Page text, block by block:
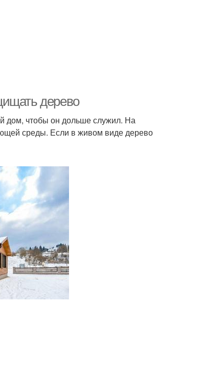
дерево
дом, чтобы он дольше служил. На
среды. Если в живом виде дерево